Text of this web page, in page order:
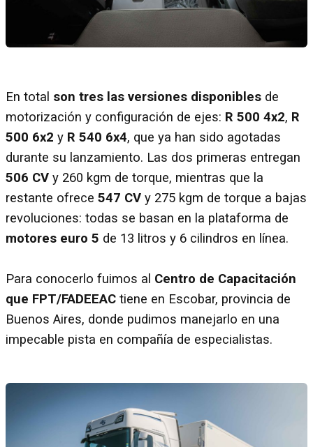
En total son tres las versiones disponibles de
motorización y configuración de ejes: R 500 4x2, R
500 6x2 y R 540 6x4, que ya han sido agotadas
durante su lanzamiento. Las dos primeras entregan
506 CV y 260 kgm de torque, mientras que la
restante ofrece 547 CV y 275 kgm de torque a bajas
revoluciones: todas se basan en la plataforma de
motores euro 5 de 13 litros y 6 cilindros en línea.
Para conocerlo fuimos al Centro de Capacitación
que FPT/FADEEAC tiene en Escobar, provincia de
Buenos Aires, donde pudimos manejarlo en una
impecable pista en compañía de especialistas.